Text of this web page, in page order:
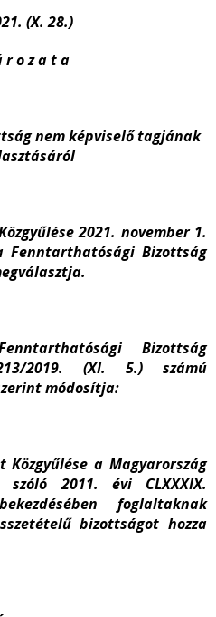
(X. 28.)
r o z a t a
nem képviselő tagjának
2021. november 1.
Fenntarthatósági Bizottság
Bizottság
2019. (XI. 5.) számú
módosítja:
Közgyűlése a Magyarország
2011. évi CLXXXIX.
foglaltaknak
bizottságot hozza